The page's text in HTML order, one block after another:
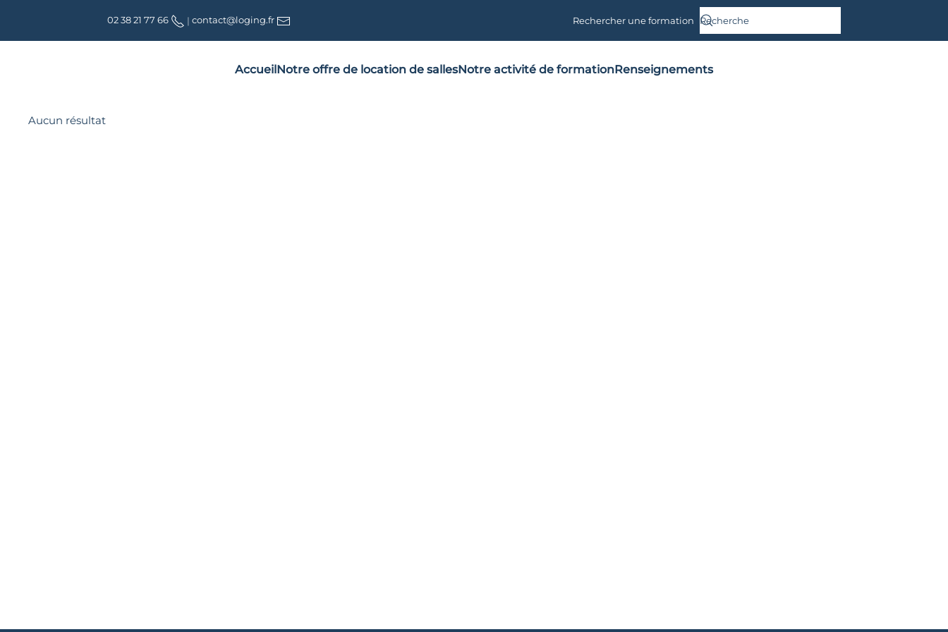
02 38 21 77 66 | contact@loging.fr Rechercher une formation
AccueilNotre offre de location de sallesNotre activité de formationRenseignements
Aucun résultat